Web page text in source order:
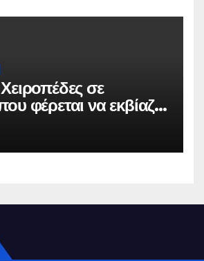
σε
φέρεται να εκβίαζε
για να «θάψει»
– Η παγίδα
η ΕΛ.ΑΣ.